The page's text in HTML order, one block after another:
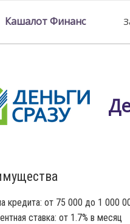
Кашалот Финанс
кредита: от 75 000 до 1 000
ставка: от 1.7% в месяц